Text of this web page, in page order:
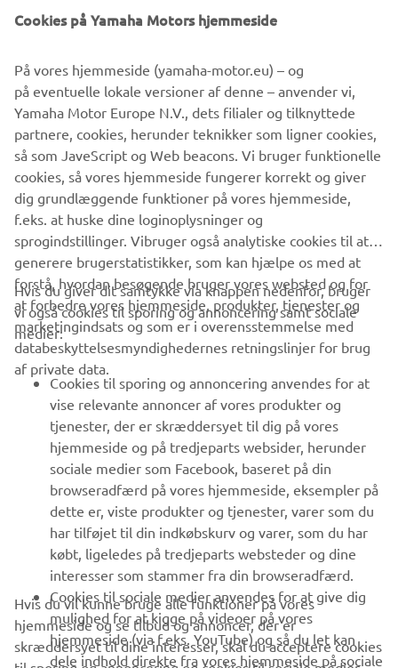
DOWNLOAD
Please click one of the icons to download the free MyRide
App.
VIRKSOMHED
B2B
MERE YAMAHA
SUPPORT
NYHEDSBREV
Vær den første til at få besked om de seneste tilbud, særlige
arrangementer, nye udgivelser og meget mere.
Cookies på Yamaha Motors hjemmeside
På vores hjemmeside (yamaha-motor.eu) – og
på eventuelle lokale versioner af denne – anvender vi,
Yamaha Motor Europe N.V., dets filialer og tilknyttede
partnere, cookies, herunder teknikker som ligner cookies,
så som JaveScript og Web beacons. Vi bruger funktionelle
cookies, så vores hjemmeside fungerer korrekt og giver
dig grundlæggende funktioner på vores hjemmeside,
f.eks. at huske dine loginoplysninger og
sprogindstillinger. Vibruger også analytiske cookies til at
generere brugerstatistikker, som kan hjælpe os med at
forstå, hvordan besøgende bruger vores websted og for
at forbedre vores hjemmeside, produkter, tjenester og
marketingindsats og som er i overensstemmelse med
databeskyttelsesmyndighedernes retningslinjer for brug
af private data.
Hvis du giver dit samtykke via knappen nedenfor, bruger
vi også cookies til sporing og annoncering samt sociale
medier:
Cookies til sporing og annoncering anvendes for at
vise relevante annoncer af vores produkter og
tjenester, der er skræddersyet til dig på vores
hjemmeside og på tredjeparts websider, herunder
sociale medier som Facebook, baseret på din
browseradfærd på vores hjemmeside, eksempler på
dette er, viste produkter og tjenester, varer som du
har tilføjet til din indkøbskurv og varer, som du har
købt, ligeledes på tredjeparts websteder og dine
interesser som stammer fra din browseradfærd.
Cookies til sociale medier anvendes for at give dig
mulighed for at kigge på videoer på vores
hjemmeside (via f.eks. YouTube) og så du let kan
dele indhold direkte fra vores hjemmeside på sociale
Hvis du vil kunne bruge alle funktioner på vores
hjemmeside og se tilbud og annoncer, der er
skræddersyet til dine interesser, skal du acceptere cookies